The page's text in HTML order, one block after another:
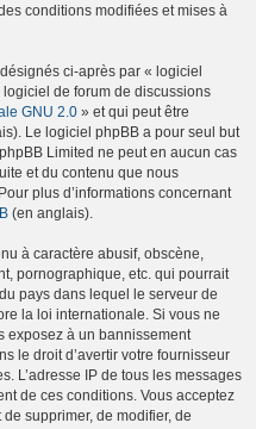
conditions modifiées et mises à
ci-après par « logiciel
de forum de discussions
GNU 2.0 » et qui peut être
Le logiciel phpBB a pour seul but
Limited ne peut en aucun cas
et du contenu que nous
plus d’informations concernant
(en anglais).
à caractère abusif, obscène,
pornographique, etc. qui pourrait
pays dans lequel le serveur de
la loi internationale. Si vous ne
exposez à un bannissement
le droit d’avertir votre fournisseur
L’adresse IP de tous les messages
de ces conditions. Vous acceptez
supprimer, de modifier, de